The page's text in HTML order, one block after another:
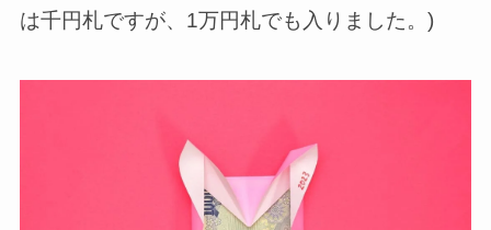
は千円札ですが、1万円札でも入りました。)